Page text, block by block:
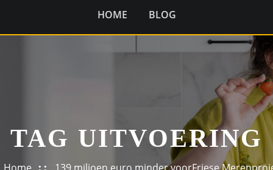
HOME BLOG
TAG UITVOERING